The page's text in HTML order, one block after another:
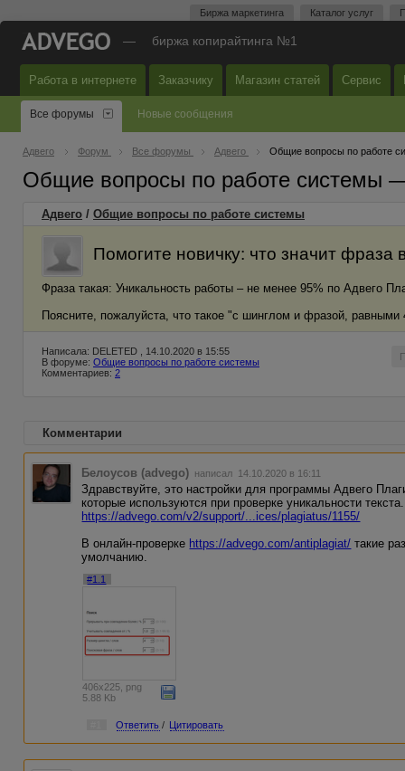
Биржа маркетинга Каталог услуг
— биржа копирайтинга №1
Работа в интернете Заказчику Магазин статей Сервис
Все форумы Новые сообщения
Адвего Форум Все форумы Адвего Общие вопросы по работе
Общие вопросы по работе системы
Адвего / Общие вопросы по работе системы
Помогите новичку: что значит фраза
Фраза такая: Уникальность работы – не менее 95% по Адвего
Поясните, пожалуйста, что такое "с шинглом и фразой, равными
Написала: DELETED , 14.10.2020 в 15:55
В форуме: Общие вопросы по работе системы
Комментариев: 2
Комментарии
Белоусов (advego) написал 14.10.2020 в 16:11
Здравствуйте, это настройки для программы Адвего
которые используются при проверке уникальности
https://advego.com/v2/support/...ices/plagiatus/1155/
В онлайн-проверке https://advego.com/antiplagiat/ такие
умолчанию.
#1.1
406x225, png
5.88 Kb
Ответить / Цитировать